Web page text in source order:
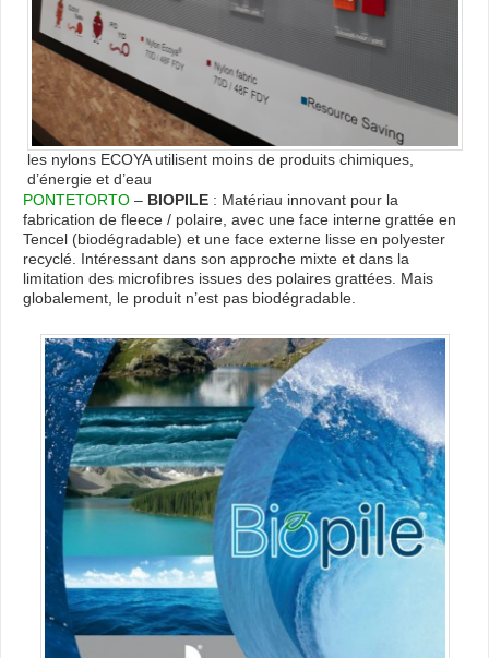
les nylons ECOYA utilisent moins de produits chimiques,
d’énergie et d’eau
PONTETORTO – BIOPILE : Matériau innovant pour la
fabrication de fleece / polaire, avec une face interne grattée en
Tencel (biodégradable) et une face externe lisse en polyester
recyclé. Intéressant dans son approche mixte et dans la
limitation des microfibres issues des polaires grattées. Mais
globalement, le produit n’est pas biodégradable.